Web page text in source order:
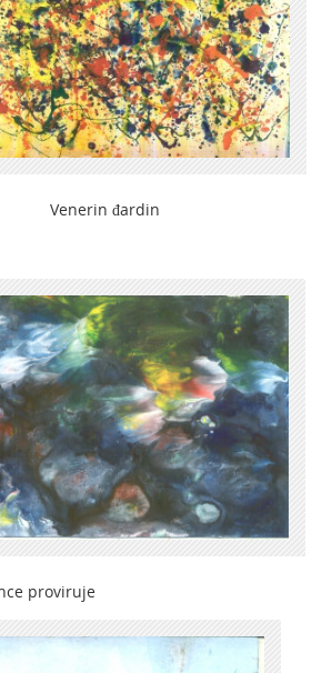
đardin